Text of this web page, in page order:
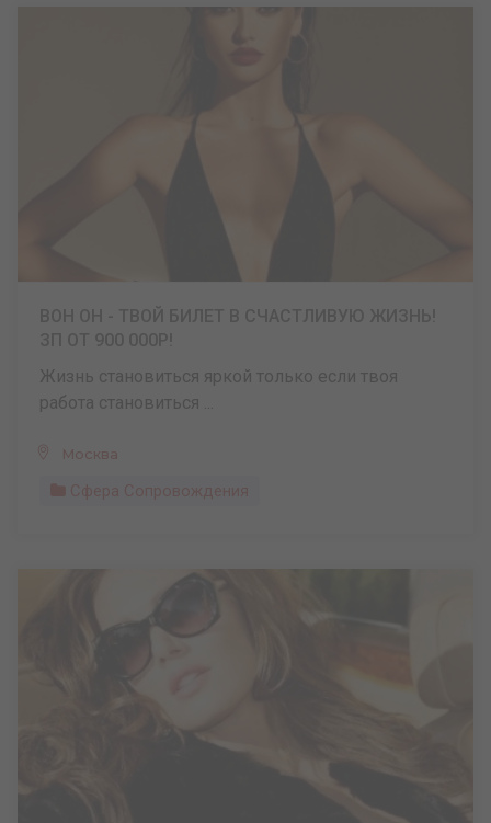
Жизнь становиться яркой только если твоя
работа становиться ...
Москва
Сфера Сопровождения